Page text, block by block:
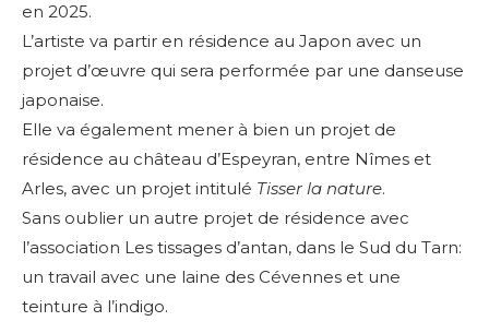
en 2025.
L’artiste va partir en résidence au Japon avec un
projet d’œuvre qui sera performée par une danseuse
japonaise.
Elle va également mener à bien un projet de
résidence au château d’Espeyran, entre Nîmes et
Arles, avec un projet intitulé Tisser la nature.
Sans oublier un autre projet de résidence avec
l’association Les tissages d’antan, dans le Sud du Tarn:
un travail avec une laine des Cévennes et une
teinture à l’indigo.